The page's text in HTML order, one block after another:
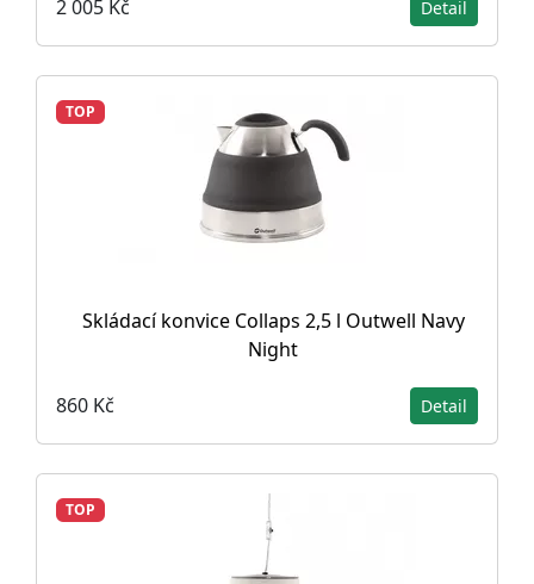
2 005 Kč Detail
TOP
Skládací konvice Collaps 2,5 l Outwell Navy
Night
860 Kč Detail
TOP